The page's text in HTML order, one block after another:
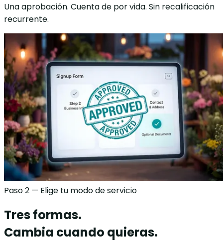
Una aprobación. Cuenta de por vida. Sin recalificación
recurrente.
Paso 2 — Elige tu modo de servicio
Tres formas.
Cambia cuando quieras.